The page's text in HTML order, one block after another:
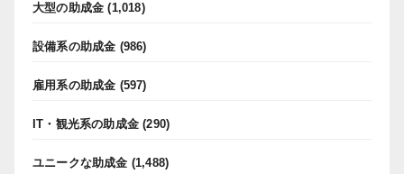
大型の助成金 (1,018)
設備系の助成金 (986)
雇用系の助成金 (597)
IT・観光系の助成金 (290)
ユニークな助成金 (1,488)